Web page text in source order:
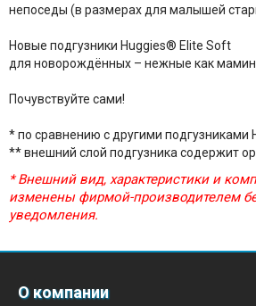
непоседы (в размерах для малышей
Новые подгузники Huggies® Elite Soft
для новорождённых – нежные как
Почувствуйте сами!
* по сравнению с другими подгузниками
** внешний слой подгузника содержит
* Внешний вид, характеристики и
изменены фирмой-производителем
уведомления.
О компании